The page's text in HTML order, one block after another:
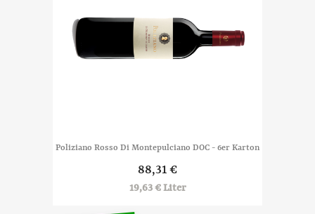
Poliziano Rosso Di Montepulciano DOC - 6er Karton
88,31 €
19,63 € Liter